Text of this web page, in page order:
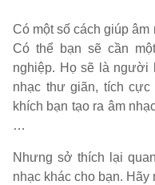
Có một số cách giúp âm
Có thể bạn sẽ cần
nghiệp. Họ sẽ là người
nhạc thư giãn, tích
khích bạn tạo ra âm
…
Nhưng sở thích lại
nhạc khác cho bạn.